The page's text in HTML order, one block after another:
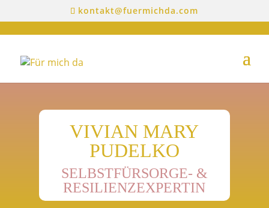
kontakt@fuermichda.com
VIVIAN MARY
PUDELKO
SELBSTFÜRSORGE- &
RESILIENZEXPERTIN